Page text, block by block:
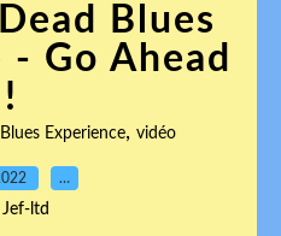
Blues
- Go Ahead
!
Experience, vidéo
…
Jef-ltd